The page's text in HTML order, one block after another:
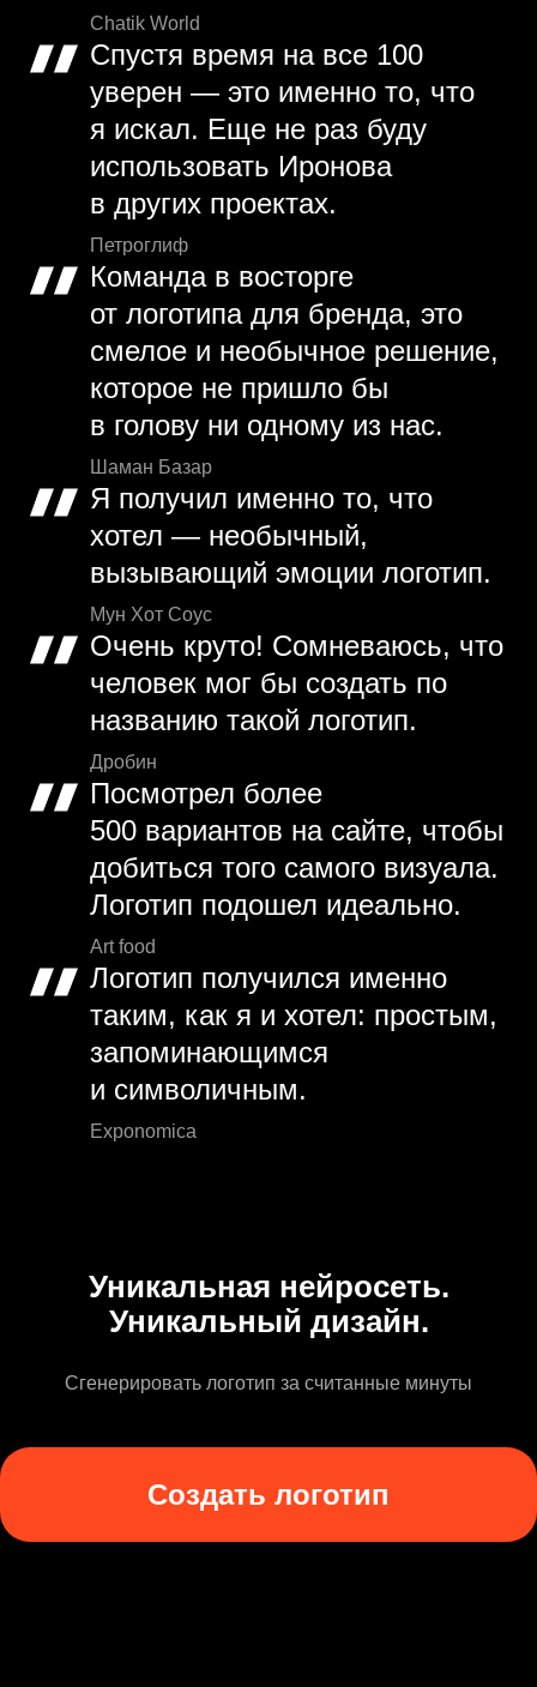
Chatik World
Спустя время на все 100
уверен — это именно то, что
я искал. Еще не раз буду
использовать Иронова
в других проектах.
Петроглиф
Команда в восторге
от логотипа для бренда, это
смелое и необычное решение,
которое не пришло бы
в голову ни одному из нас.
Шаман Базар
Я получил именно то, что
хотел — необычный,
вызывающий эмоции логотип.
Мун Хот Соус
Очень круто! Сомневаюсь, что
человек мог бы создать по
названию такой логотип.
Дробин
Посмотрел более
500 вариантов на сайте, чтобы
добиться того самого визуала.
Логотип подошел идеально.
Art food
Логотип получился именно
таким, как я и хотел: простым,
запоминающимся
и символичным.
Exponomica
Уникальная нейросеть.
Уникальный дизайн.
Сгенерировать логотип за считанные минуты
Создать логотип